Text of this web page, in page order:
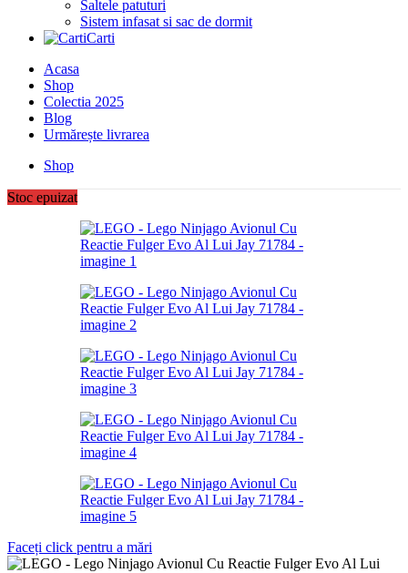
Saltele patuturi
Sistem infasat si sac de dormit
Carti
Acasa
Shop
Colectia 2025
Blog
Urmărește livrarea
Shop
Stoc epuizat
Faceți click pentru a mări